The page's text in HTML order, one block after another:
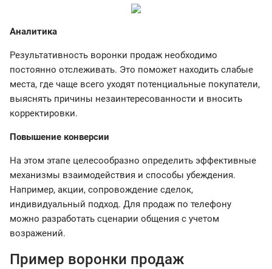
Аналитика
Результативность воронки продаж необходимо
постоянно отслеживать. Это поможет находить слабые
места, где чаще всего уходят потенциальные покупатели,
выяснять причины незаинтересованности и вносить
корректировки.
Повышение конверсии
На этом этапе целесообразно определить эффективные
механизмы взаимодействия и способы убеждения.
Например, акции, сопровождение сделок,
индивидуальный подход. Для продаж по телефону
можно разработать сценарии общения с учетом
возражений.
Пример воронки продаж